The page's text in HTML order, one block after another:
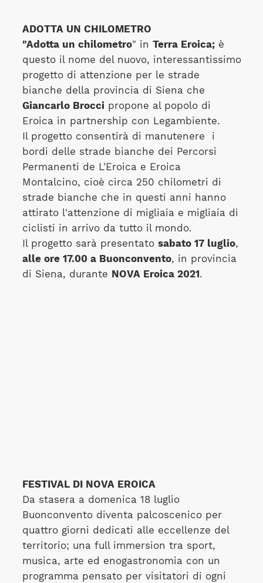
ADOTTA UN CHILOMETRO
"Adotta un chilometro" in Terra Eroica;è
questo il nome del nuovo, interessantissimo
progetto di attenzione per le strade
bianche della provincia di Siena che
Giancarlo Broccipropone al popolo di
Eroica in partnership con Legambiente.
Il progetto consentirà di manutenere i
bordi delle strade bianche dei Percorsi
Permanenti de L'Eroica e Eroica
Montalcino, cioè circa 250 chilometri di
strade bianche che in questi anni hanno
attirato l'attenzione di migliaia e migliaia di
ciclisti in arrivo da tutto il mondo.
Il progetto sarà presentato sabato 17 luglio,
alle ore 17.00 a Buonconvento, in provincia
di Siena, durante NOVA Eroica 2021.
FESTIVAL DI NOVA EROICA
Da stasera a domenica 18 luglio
Buonconvento diventa palcoscenico per
quattro giorni dedicati alle eccellenze del
territorio; una full immersion tra sport,
musica, arte ed enogastronomia con un
programma pensato per visitatori di ogni